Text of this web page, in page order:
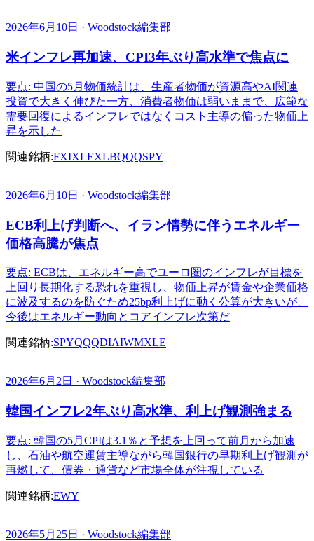
2026年6月10日 · Woodstock編集部
米インフレ再加速、CPI3年ぶり高水準で焦点に
要点: 中国の5月物価統計は、生産者物価が資源高やAI関連
投資で大きく伸びた一方、消費者物価は弱いままで、広範な
需要回復によるインフレではなくコスト主導の偏った物価上
昇を示した
関連銘柄:FXIXLEXLBQQQSPY
2026年6月10日 · Woodstock編集部
ECB利上げ判断へ、イラン情勢に伴うエネルギー
価格高騰が焦点
要点: ECBは、エネルギー高でユーロ圏のインフレが目標を
上回り長期化する恐れを重視し、物価上昇が賃金や企業価格
に波及するのを防ぐため25bp利上げに動く公算が大きいが、
今後はエネルギー動向とコアインフレ次第だ
関連銘柄:SPYQQQDIAIWMXLE
2026年6月2日 · Woodstock編集部
韓国インフレ2年ぶり高水準、利上げ観測強まる
要点: 韓国の5月CPIは3.1％と予想を上回って前月から加速
し、石油や航空運賃主導ながら韓国銀行の早期利上げ観測が
再燃して、債券・通貨など市場全体が注視している
関連銘柄:EWY
2026年5月25日 · Woodstock編集部